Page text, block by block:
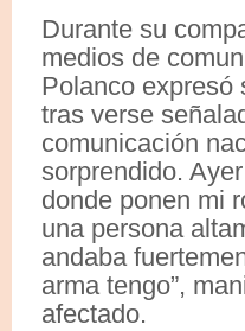
Durante su
medios de
Polanco expresó
tras verse
comunicación
sorprendido.
donde ponen mi
una persona
andaba
arma tengo”,
afectado.